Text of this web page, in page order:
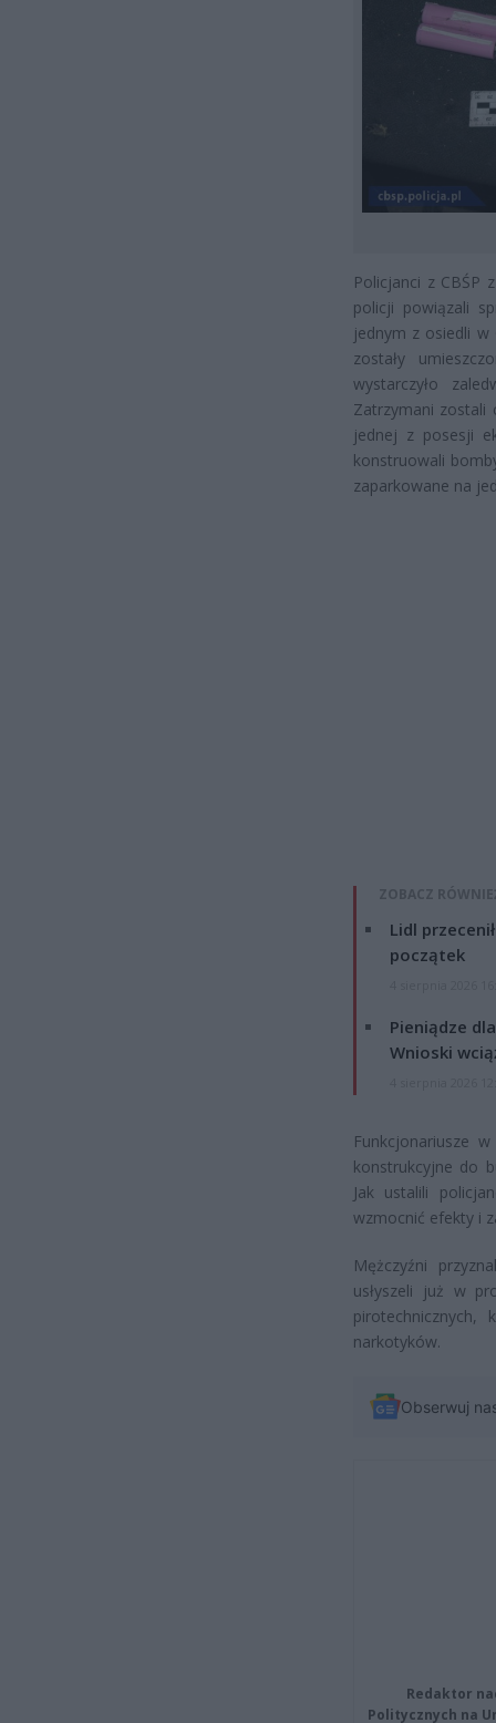
Policjanci z CBŚP
policji powiązali
jednym z osiedli w
zostały
wystarczyło
Zatrzymani
jednej z posesji
konstruowali
zaparkowane na
ZOBACZ
Lidl
początek
Pieniądze
Wnioski
Funkcjonariusze
konstrukcyjne do
Jak ustalili
wzmocnić efekty i
Mężczyźni
usłyszeli już w
pirotechnicznych,
narkotyków.
Obserwuj
Redaktor
Politycznych na